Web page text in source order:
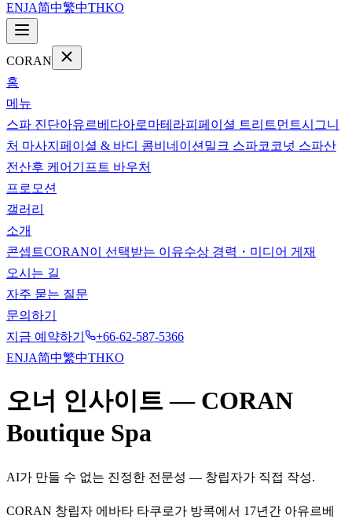
ENJA简中繁中THKO
CORAN
홈
메뉴
스파 진단아유르베다아로마테라피 페이셜 트리트먼트시그니
처 마사지 페이셜 & 바디 콤비네이션 밀크 스파코코넛 스파산
전산후 케어 기프트 바우처
프로모션
갤러리
소개
콘셉트CORAN이 선택받는 이유수상 경력・미디어 게재
오시는 길
자주 묻는 질문
문의하기
지금 예약하기
+66-62-587-5366
ENJA简中繁中THKO
오너 인사이트 — CORAN
Boutique Spa
AI가 만들 수 없는 진정한 전문성 — 창립자가 직접 작성.
CORAN 창립자 에바타 타쿠로가 방콕에서 17년간 아유르베